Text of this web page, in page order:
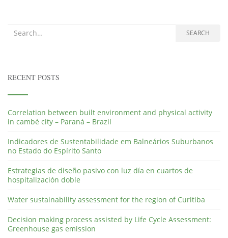
Search for: SEARCH
RECENT POSTS
Correlation between built environment and physical activity
in cambé city – Paraná – Brazil
Indicadores de Sustentabilidade em Balneários Suburbanos
no Estado do Espírito Santo
Estrategias de diseño pasivo con luz día en cuartos de
hospitalización doble
Water sustainability assessment for the region of Curitiba
Decision making process assisted by Life Cycle Assessment:
Greenhouse gas emission